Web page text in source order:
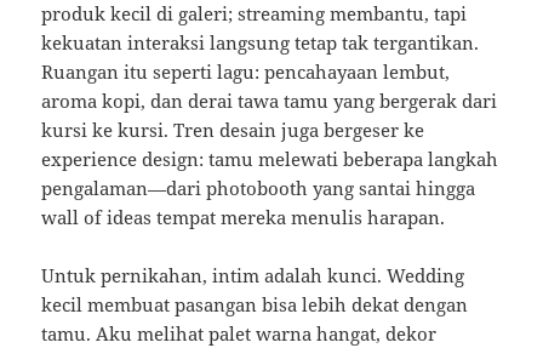
produk kecil di galeri; streaming membantu, tapi
kekuatan interaksi langsung tetap tak tergantikan.
Ruangan itu seperti lagu: pencahayaan lembut,
aroma kopi, dan derai tawa tamu yang bergerak dari
kursi ke kursi. Tren desain juga bergeser ke
experience design: tamu melewati beberapa langkah
pengalaman—dari photobooth yang santai hingga
wall of ideas tempat mereka menulis harapan.
Untuk pernikahan, intim adalah kunci. Wedding
kecil membuat pasangan bisa lebih dekat dengan
tamu. Aku melihat palet warna hangat, dekor